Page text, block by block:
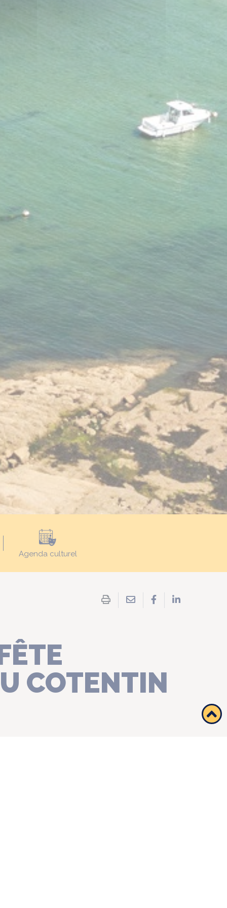
Agenda culturel
Imprimer
Partager
par
Partager
sur
Partager
COTENTIN